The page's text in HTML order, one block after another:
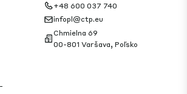
+48 600 037 740
infopl@ctp.eu
Chmielna 69
00-801 Varšava, Poľsko